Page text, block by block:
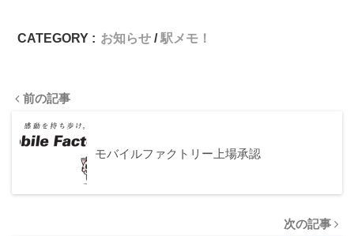
CATEGORY : お知らせ 駅メモ！
前の記事
モバイルファクトリー上場承認
次の記事